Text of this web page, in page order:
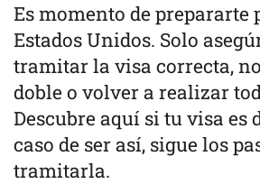
Es momento de prepararte
Estados Unidos. Solo
tramitar la visa correcta,
doble o volver a realizar
Descubre aquí si tu visa es
caso de ser así, sigue los
tramitarla.